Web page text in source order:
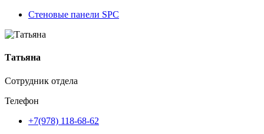
Стеновые панели SPC
Татьяна
Сотрудник отдела
Телефон
+7(978) 118-68-62